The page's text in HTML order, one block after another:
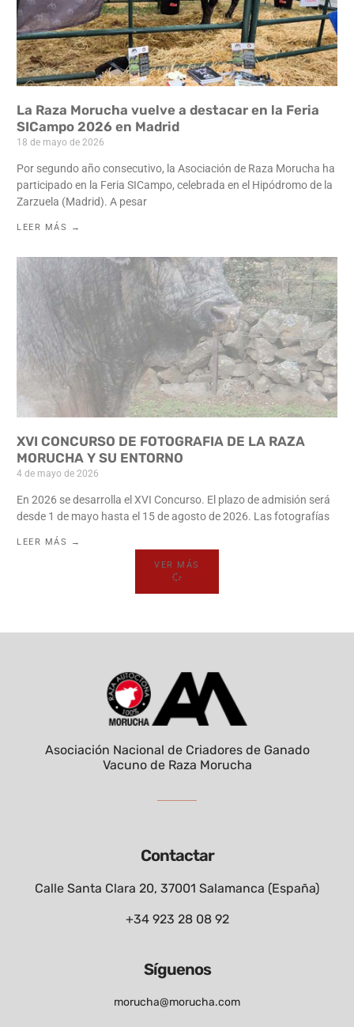
La Raza Morucha vuelve a destacar en la Feria
SICampo 2026 en Madrid
18 de mayo de 2026
Por segundo año consecutivo, la Asociación de Raza Morucha ha
participado en la Feria SICampo, celebrada en el Hipódromo de la
Zarzuela (Madrid). A pesar
LEER MÁS →
XVI CONCURSO DE FOTOGRAFIA DE LA RAZA
MORUCHA Y SU ENTORNO
4 de mayo de 2026
En 2026 se desarrolla el XVI Concurso. El plazo de admisión será
desde 1 de mayo hasta el 15 de agosto de 2026. Las fotografías
LEER MÁS →
VER MÁS
Contactar
Calle Santa Clara 20, 37001 Salamanca (España)
+34 923 28 08 92
Asociación Nacional de Criadores de Ganado
Vacuno de Raza Morucha
Síguenos
morucha@morucha.com